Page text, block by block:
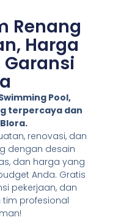
Renang
Harga
Pool,
terpercaya dan
renovasi, dan
dengan desain
dan harga yang
Anda. Gratis
pekerjaan, dan
profesional